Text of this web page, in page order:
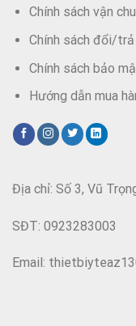
Địa chỉ: Số 3, Vũ
SĐT: 0923283003
Email:
Chính sách vận
Chính sách đổi/trả
Chính sách bảo
Hướng dẫn mua